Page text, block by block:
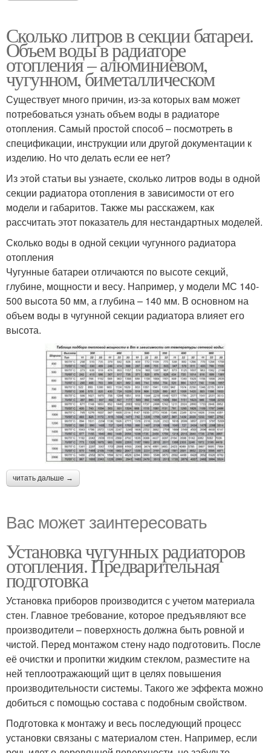
Сколько литров в секции батареи.
Объем воды в радиаторе
отопления – алюминиевом,
чугунном, биметаллическом
Существует много причин, из-за которых вам может
потребоваться узнать объем воды в радиаторе
отопления. Самый простой способ – посмотреть в
спецификации, инструкции или другой документации к
изделию. Но что делать если ее нет?
Из этой статьи вы узнаете, сколько литров воды в одной
секции радиатора отопления в зависимости от его
модели и габаритов. Также мы расскажем, как
рассчитать этот показатель для нестандартных моделей.
Сколько воды в одной секции чугунного радиатора
отопления
Чугунные батареи отличаются по высоте секций,
глубине, мощности и весу. Например, у модели МС 140-
500 высота 50 мм, а глубина – 140 мм. В основном на
объем воды в чугунной секции радиатора влияет его
высота.
читать дальше →
Вас может заинтересовать
Установка чугунных радиаторов
отопления. Предварительная
подготовка
Установка приборов производится с учетом материала
стен. Главное требование, которое предъявляют все
производители – поверхность должна быть ровной и
чистой. Перед монтажом стену надо подготовить. После
её очистки и пропитки жидким стеклом, разместите на
ней теплоотражающий щит в целях повышения
производительности системы. Такого же эффекта можно
добиться с помощью состава с подобным свойством.
Подготовка к монтажу и весь последующий процесс
установки связаны с материалом стен. Например, если